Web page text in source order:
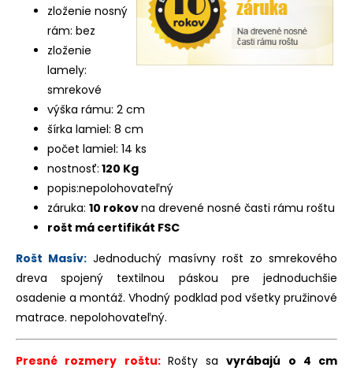
zloženie nosný
rám: bez
zloženie
lamely:
smrekové
výška rámu: 2 cm
šírka lamiel: 8 cm
počet lamiel: 14 ks
nostnosť: 120 Kg
popis:nepolohovateľný
záruka: 10 rokovna drevené nosné časti rámu roštu
rošt má certifikát FSC
Rošt Masív: Jednoduchý masívny rošt zo smrekového
dreva spojený textilnou páskou pre jednoduchšie
osadenie a montáž. Vhodný podklad pod všetky pružinové
matrace. nepolohovateľný.
Presné rozmery roštu: Rošty savyrábajú o 4 cm